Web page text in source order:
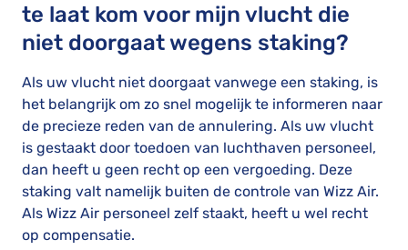
te laat kom voor mijn vlucht die
niet doorgaat wegens staking?
Als uw vlucht niet doorgaat vanwege een staking, is
het belangrijk om zo snel mogelijk te informeren naar
de precieze reden van de annulering. Als uw vlucht
is gestaakt door toedoen van luchthaven personeel,
dan heeft u geen recht op een vergoeding. Deze
staking valt namelijk buiten de controle van Wizz Air.
Als Wizz Air personeel zelf staakt, heeft u wel recht
op compensatie.